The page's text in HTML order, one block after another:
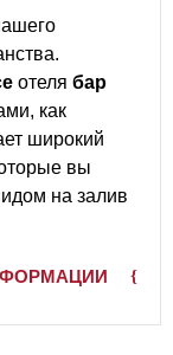
отеля бар
как
широкий
вы
на залив